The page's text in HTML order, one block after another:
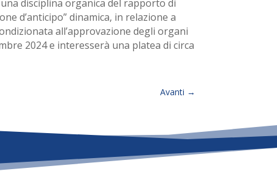
disciplina organica del rapporto di
d’anticipo” dinamica, in relazione a
all’approvazione degli organi
2024 e interesserà una platea di circa
Avanti →